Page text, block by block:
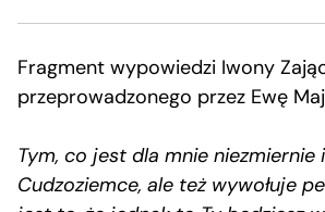
Fragment wypowiedzi Iwony
przeprowadzonego przez Ewę
Tym, co jest dla mnie
Cudzoziemce, ale też wywołuje